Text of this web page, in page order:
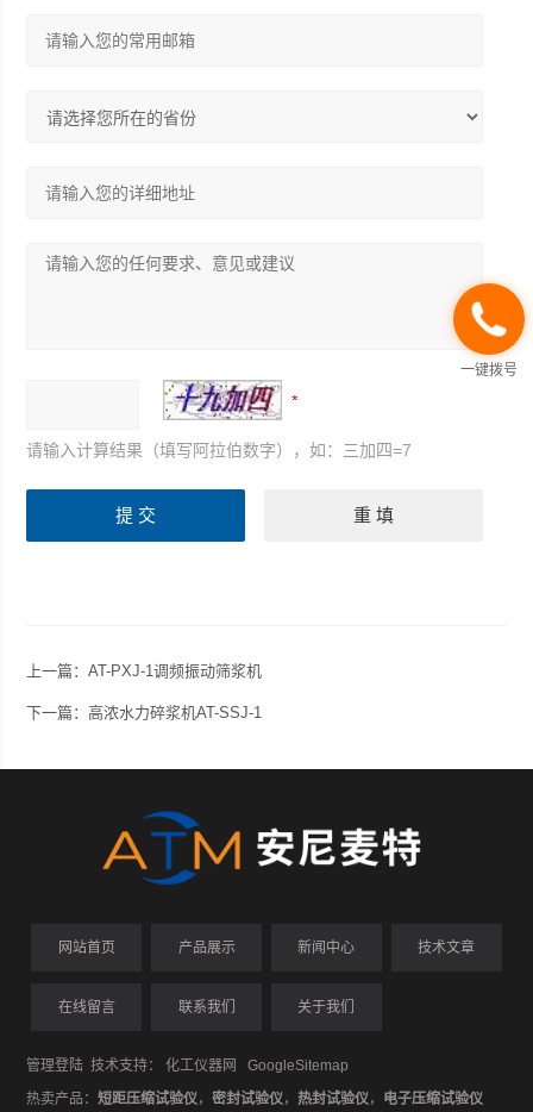
请输入计算结果（填写阿拉伯数字），如：三加四=7
上一篇：AT-PXJ-1调频振动筛浆机
下一篇：高浓水力碎浆机AT-SSJ-1
网站首页 产品展示 新闻中心 技术文章
在线留言 联系我们 关于我们
管理登陆 技术支持：化工仪器网
GoogleSitemap
热卖产品：短距压缩试验仪，密封试验仪，热封试验仪， 电子压缩试验仪
一键拨号